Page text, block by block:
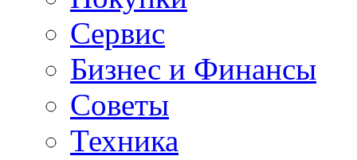
Сервис
Бизнес и Финансы
Советы
Техника